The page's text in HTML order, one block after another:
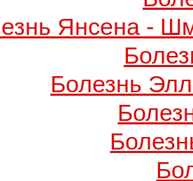
Янсена -
Болезнь